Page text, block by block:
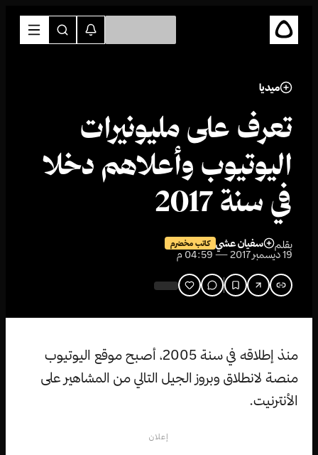
ميديا
تعرف على مليونيرات
اليوتيوب وأعلاهم دخلا
في سنة 2017
بقلم سفيان عشي كاتب مخضرم
19 ديسمبر 2017 — 04:59 م
منذ إطلاقه في سنة 2005، أصبح موقع اليوتيوب
منصة لانطلاق وبروز الجيل التالي من المشاهير على
الأنترنيت.
إعلان